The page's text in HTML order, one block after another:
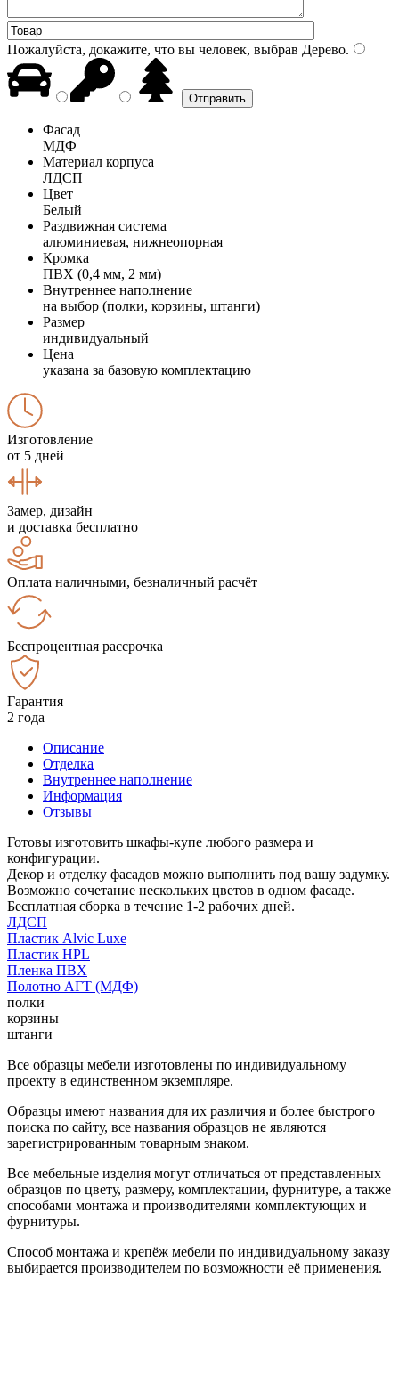
Пожалуйста, докажите, что вы человек, выбрав Дерево.
Фасад
МДФ
Материал корпуса
ЛДСП
Цвет
Белый
Раздвижная система
алюминиевая, нижнеопорная
Кромка
ПВХ (0,4 мм, 2 мм)
Внутреннее наполнение
на выбор (полки, корзины, штанги)
Размер
индивидуальный
Цена
указана за базовую комплектацию
Изготовление
от 5 дней
Замер, дизайн
и доставка бесплатно
Оплата наличными, безналичный расчёт
Беспроцентная рассрочка
Гарантия
2 года
Описание
Отделка
Внутреннее наполнение
Информация
Отзывы
Готовы изготовить шкафы-купе любого размера и
конфигурации.
Декор и отделку фасадов можно выполнить под вашу задумку.
Возможно сочетание нескольких цветов в одном фасаде.
Бесплатная сборка в течение 1-2 рабочих дней.
ЛДСП
Пластик Alvic Luxe
Пластик HPL
Пленка ПВХ
Полотно АГТ (МДФ)
полки
корзины
штанги
Все образцы мебели изготовлены по индивидуальному
проекту в единственном экземпляре.
Образцы имеют названия для их различия и более быстрого
поиска по сайту, все названия образцов не являются
зарегистрированным товарным знаком.
Все мебельные изделия могут отличаться от представленных
образцов по цвету, размеру, комплектации, фурнитуре, а также
способами монтажа и производителями комплектующих и
фурнитуры.
Способ монтажа и крепёж мебели по индивидуальному заказу
выбирается производителем по возможности её применения.